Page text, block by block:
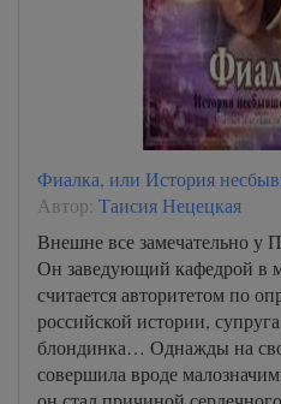
Фиалка, или История
Автор: Таисия Нецецкая
Внешне все замечательно у
Он заведующий кафедрой в
считается авторитетом по
российской истории,
блондинка… Однажды на
совершила вроде